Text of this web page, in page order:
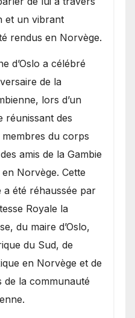
et un vibrant
rendus en Norvège.
d’Oslo a célébré
de la
lors d’un
réunissant des
du corps
amis de la Gambie
Norvège. Cette
été réhaussée par
Royale la
du maire d’Oslo,
du Sud, de
en Norvège et de
de la communauté